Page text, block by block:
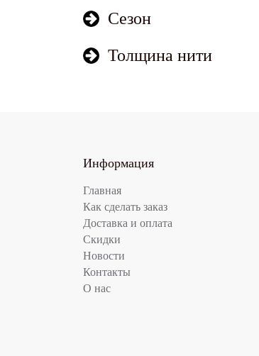
Сезон
Толщина нити
Информация
Главная
Как сделать заказ
Доставка и оплата
Скидки
Новости
Контакты
О нас